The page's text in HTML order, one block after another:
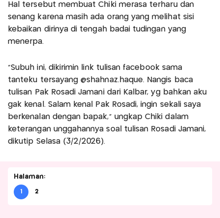
Hal tersebut membuat Chiki merasa terharu dan
senang karena masih ada orang yang melihat sisi
kebaikan dirinya di tengah badai tudingan yang
menerpa.
“Subuh ini, dikirimin link tulisan facebook sama
tanteku tersayang @shahnaz.haque. Nangis baca
tulisan Pak Rosadi Jamani dari Kalbar, yg bahkan aku
gak kenal. Salam kenal Pak Rosadi, ingin sekali saya
berkenalan dengan bapak,” ungkap Chiki dalam
keterangan unggahannya soal tulisan Rosadi Jamani,
dikutip Selasa (3/2/2026).
Halaman:
1 2